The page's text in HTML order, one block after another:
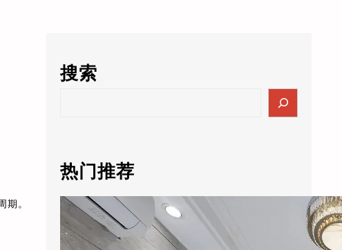
。
搜索
c
h
热门推荐